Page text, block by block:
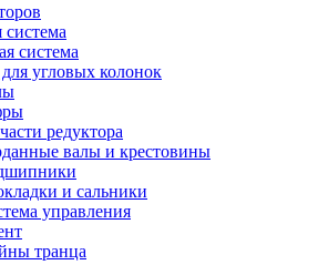
система
угловых колонок
редуктора
валы и крестовины
и сальники
управления
транца